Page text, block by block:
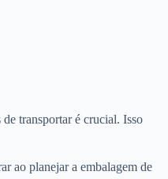
transportar é crucial. Isso
ao planejar a embalagem de